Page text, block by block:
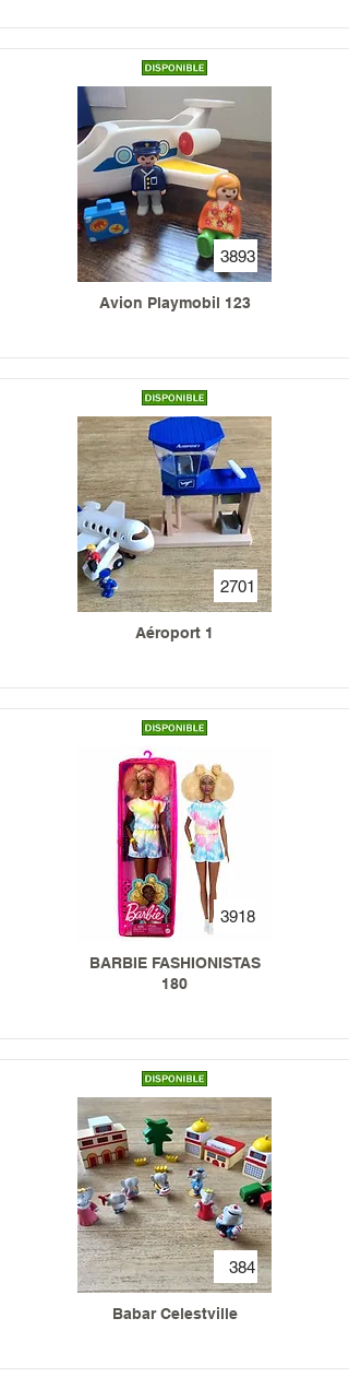
3893
Avion Playmobil 123
2701
Aéroport 1
3918
BARBIE FASHIONISTAS
180
384
Babar Celestville